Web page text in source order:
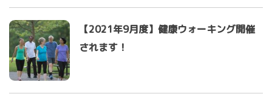
【2021年9月度】健康ウォーキング開催
されます！